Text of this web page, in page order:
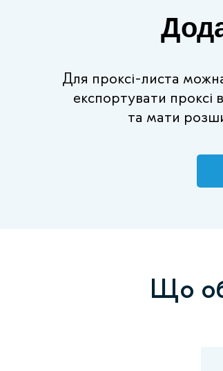
Для проксі-листа
експортувати проксі
та мати
Що